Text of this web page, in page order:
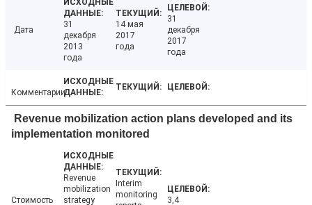
Дата
31
декабря
2013
года
14 мая
2017
года
31
декабря
2017
года
Комментарии
Revenue mobilization action plans developed and its
implementation monitored
Стоимость
Revenue
mobilization
strategy
Interim
monitoring
3,4